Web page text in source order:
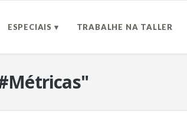
ESPECIAIS ▾ TRABALHE NA TALLER